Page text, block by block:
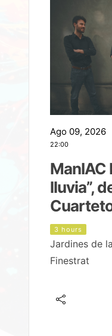
Ago 09, 2026
22:00
ManIAC
lluvia”,
3 hours
Jardines de
Finestrat